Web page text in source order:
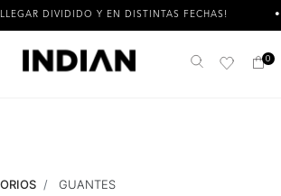
DIVIDIDO Y EN DISTINTAS FECHAS!
Buscar 0
GUANTES